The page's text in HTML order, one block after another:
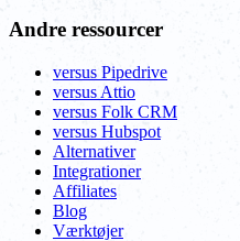
Andre ressourcer
versus Pipedrive
versus Attio
versus Folk CRM
versus Hubspot
Alternativer
Integrationer
Affiliates
Blog
Værktøjer